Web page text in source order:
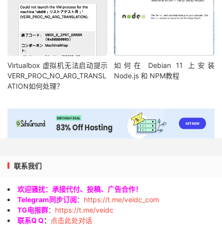
Virtualbox 虚拟机无法启动提示
VERR_PROC_NO_ARG_TRANSL
ATION如何处理？
如何在 Debian 11 上安装
Node.js 和 NPM教程
联系我们
欢迎骚扰：承接代付、投稿、广告合作！
Telegram同步订阅： https://t.me/veidc_com
TG电报群： https://t.me/veidc
联系Q Q：
点击此处对话